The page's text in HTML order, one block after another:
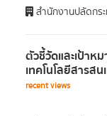
สำนักงานปลัดกร
ตัวชี้วัดและเป้า
เทคโนโลยีสารส
recent views